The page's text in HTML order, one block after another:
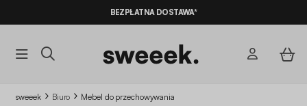
NA NASZE MEGA OFERTY Z KODEM
BEZPŁATNA DOSTAWA*
sweeek Biuro Mebel do przechowywania